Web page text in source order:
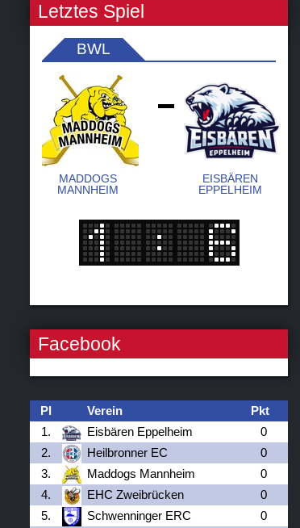
Letztes Spiel
BWL
MADDOGS
MANNHEIM
-
EISBÄREN
EPPELHEIM
Facebook
Pl Verein
Pkt
1.
Eisbären Eppelheim
0
2.
Heilbronner EC
0
3.
Maddogs Mannheim
0
4.
EHC Zweibrücken
0
5.
Schwenninger ERC
0